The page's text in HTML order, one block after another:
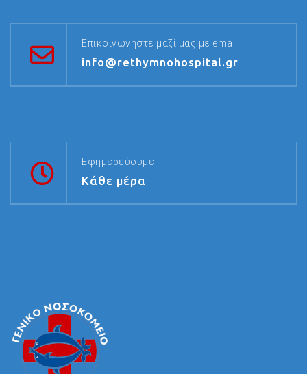
Επικοινωνήστε μαζί μας με email
info@rethymnohospital.gr
Εφημερεύουμε
Κάθε μέρα